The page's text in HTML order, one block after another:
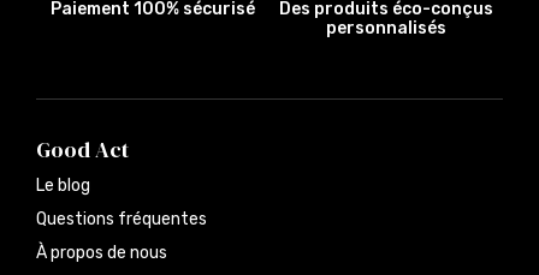
Paiement 100% sécurisé
Des produits éco-conçus
personnalisés
Good Act
Le blog
Questions fréquentes
À propos de nous